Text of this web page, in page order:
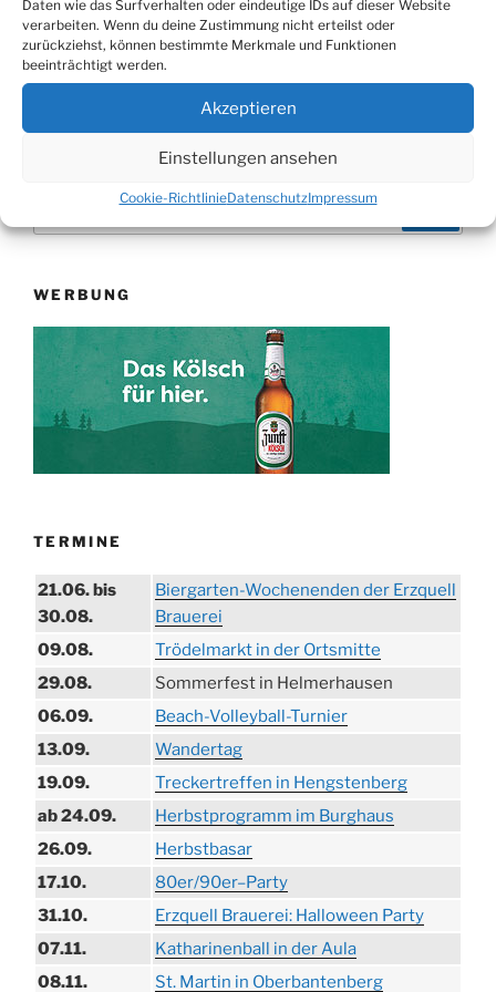
Daten wie das Surfverhalten oder eindeutige IDs auf dieser Website
verarbeiten. Wenn du deine Zustimmung nicht erteilst oder
zurückziehst, können bestimmte Merkmale und Funktionen
beeinträchtigt werden.
Akzeptieren
Einstellungen ansehen
Cookie-RichtlinieDatenschutzImpressum
Nächster
Beitrag
Wiehltalbrücke: Straßenschäden durch Umleitung
WERBUNG
TERMINE
21.06. bis
30.08.
Biergarten-Wochenenden der Erzquell
Brauerei
09.08.
Trödelmarkt in der Ortsmitte
29.08.
Sommerfest in Helmerhausen
06.09.
Beach-Volleyball-Turnier
13.09.
Wandertag
19.09.
Treckertreffen in Hengstenberg
ab 24.09.
Herbstprogramm im Burghaus
26.09.
Herbstbasar
17.10.
80er/90er–Party
31.10.
Erzquell Brauerei: Halloween Party
07.11.
Katharinenball in der Aula
08.11.
St. Martin in Oberbantenberg